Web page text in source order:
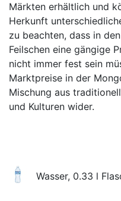
Märkten erhältlich und
Herkunft
zu beachten, dass in
Feilschen eine gängige
nicht immer fest sein
Marktpreise in der
Mischung aus
und Kulturen wider.
Wasser, 0.33 l